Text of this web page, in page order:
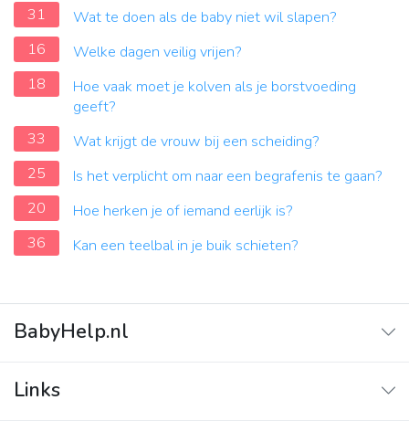
31
Wat te doen als de baby niet wil slapen?
16
Welke dagen veilig vrijen?
18
Hoe vaak moet je kolven als je borstvoeding
geeft?
33
Wat krijgt de vrouw bij een scheiding?
25
Is het verplicht om naar een begrafenis te gaan?
20
Hoe herken je of iemand eerlijk is?
36
Kan een teelbal in je buik schieten?
BabyHelp.nl
Vraag & Antwoord
Links